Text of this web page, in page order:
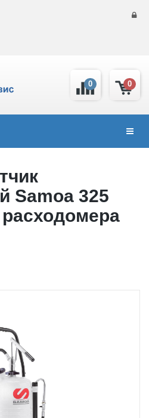
0
0
Samoa 325